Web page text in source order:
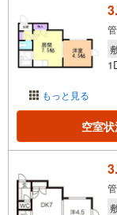
もっと見る
空室